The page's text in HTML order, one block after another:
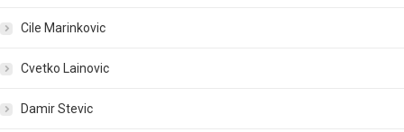
Cile Marinkovic
Cvetko Lainovic
Damir Stevic